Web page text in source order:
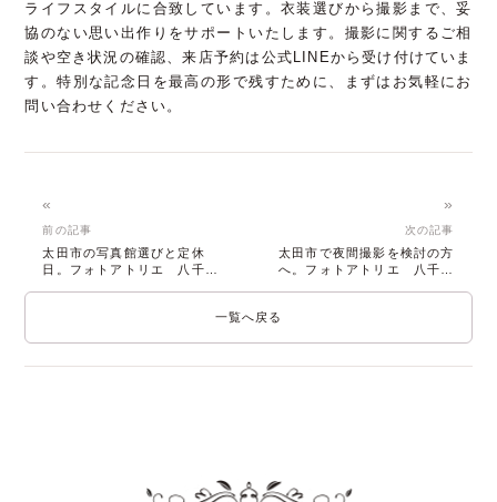
ライフスタイルに合致しています。衣装選びから撮影まで、妥
協のない思い出作りをサポートいたします。撮影に関するご相
談や空き状況の確認、来店予約は公式LINEから受け付けていま
す。特別な記念日を最高の形で残すために、まずはお気軽にお
問い合わせください。
«
前の記事
太田市の写真館選びと定休
日。フォトアトリエ 八千華
一覧へ戻る
»
次の記事
太田市で夜間撮影を検討の方
へ。フォトアトリエ 八千華